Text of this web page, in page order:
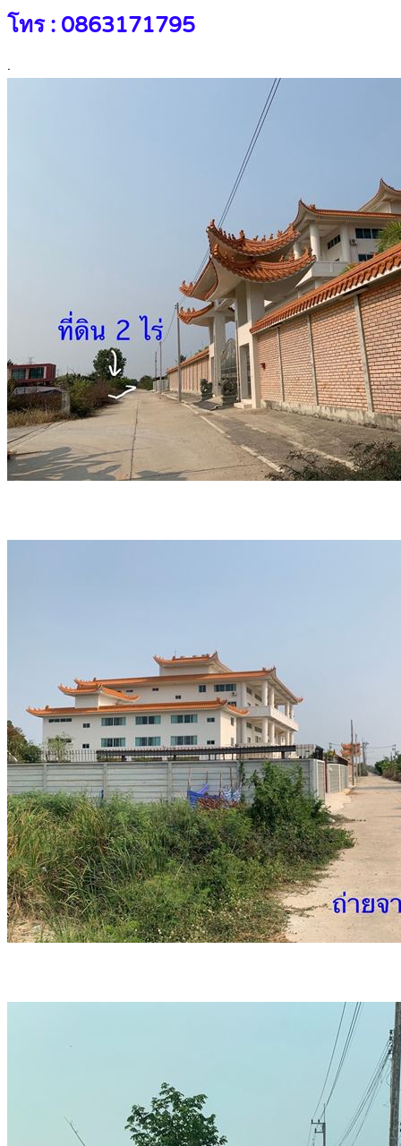
โทร : 0863171795
.